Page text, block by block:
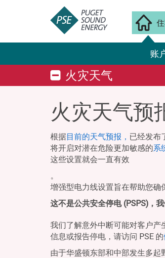
账
火灾天气
火灾天气预
根据目前的天气预报， 已经发布
将开启对潜在危险更加敏感的系
这些设置就会一直有效
。
增强型电力线设置旨在帮助您确
这不是公共安全停电 (PSPS)，
我们了解意外中断可能对客户
信息或报告停电，请访问 PSE 的
由于华盛顿东部和中部发生多